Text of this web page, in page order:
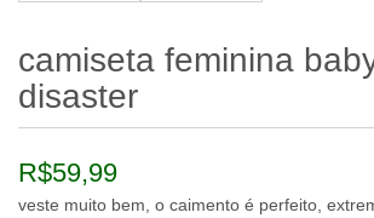
camiseta feminina
disaster
R$59,99
veste muito bem, o caimento é perfeito,